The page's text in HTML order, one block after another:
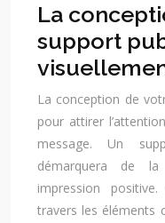
La
support
La conception de
pour attirer
message. Un
démarquera de
impression
travers les éléments